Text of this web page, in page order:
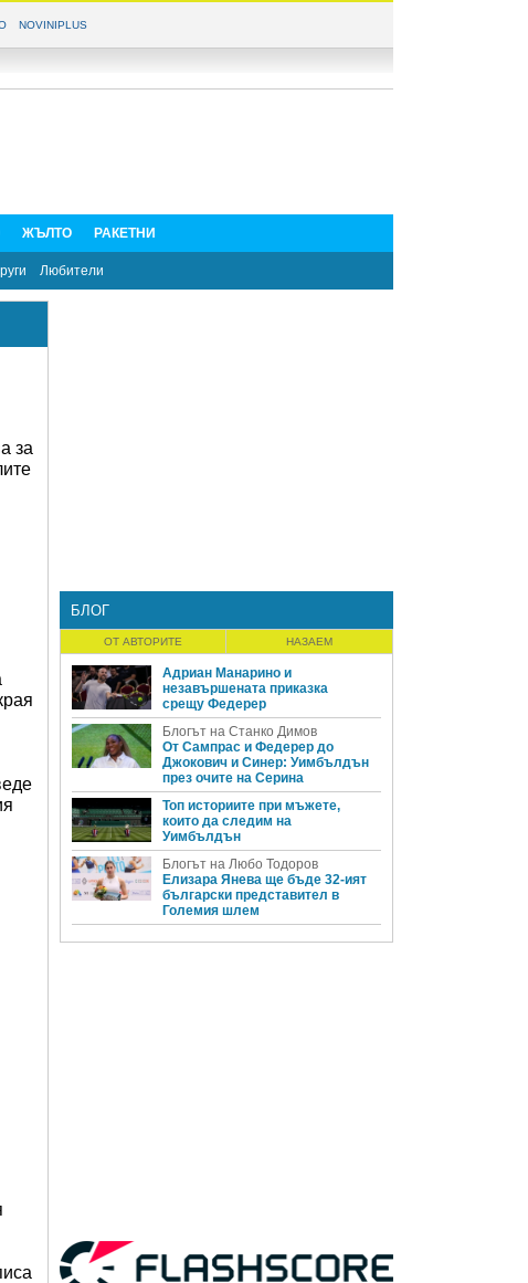
NOVINIPLUS
ЖЪЛТО РАКЕТНИ
Любители
за
БЛОГ
ОТ АВТОРИТЕ НАЗАЕМ
Адриан Манарино и
незавършената приказка
срещу Федерер
Блогът на Станко Димов
От Сампрас и Федерер до
Джокович и Синер: Уимбълдън
през очите на Серина
Топ историите при мъжете,
които да следим на
Уимбълдън
Блогът на Любо Тодоров
Елизара Янева ще бъде 32-ият
български представител в
Големия шлем